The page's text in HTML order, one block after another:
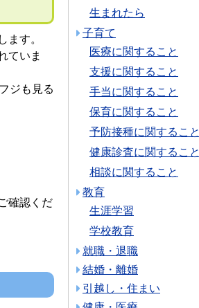
す。
ていま
ジも見る
確認くだ
生まれたら
子育て
医療に関すること
支援に関すること
手当に関すること
保育に関すること
予防接種に関すること
健康診査に関すること
相談に関すること
教育
生涯学習
学校教育
就職・退職
結婚・離婚
引越し・住まい